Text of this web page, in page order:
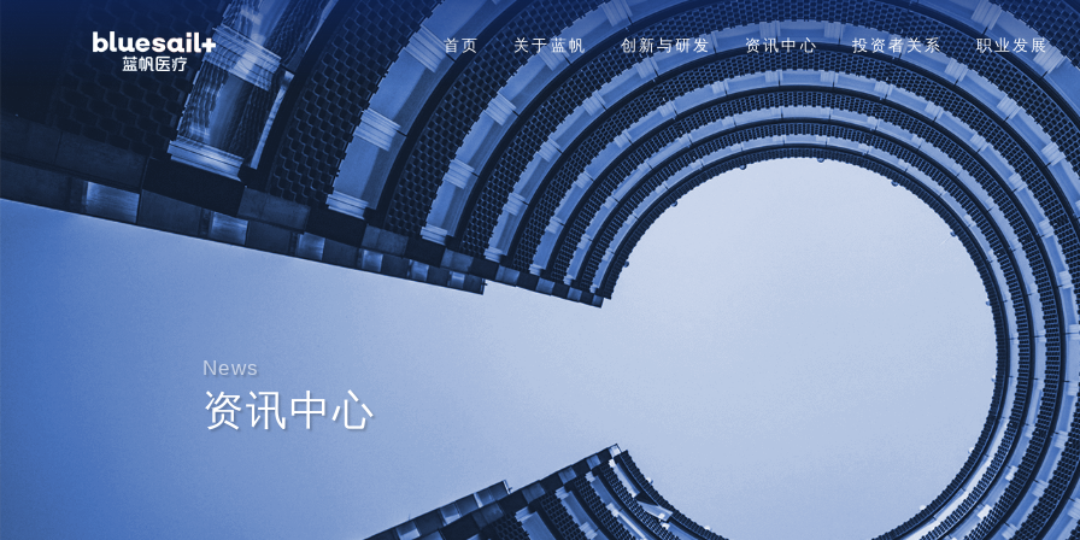
首页 关于蓝帆 创新与研发 资讯中心 投资者关系 职业发展
News
资讯中心